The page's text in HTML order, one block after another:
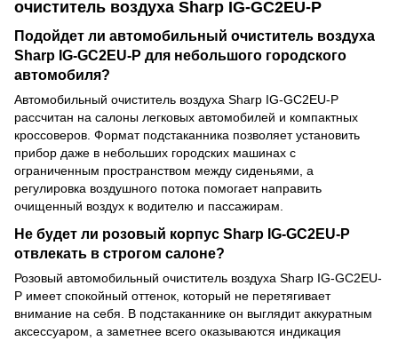
очиститель воздуха Sharp IG-GC2EU-P
Подойдет ли автомобильный очиститель воздуха
Sharp IG-GC2EU-P для небольшого городского
автомобиля?
Автомобильный очиститель воздуха Sharp IG-GC2EU-P
рассчитан на салоны легковых автомобилей и компактных
кроссоверов. Формат подстаканника позволяет установить
прибор даже в небольших городских машинах с
ограниченным пространством между сиденьями, а
регулировка воздушного потока помогает направить
очищенный воздух к водителю и пассажирам.
Не будет ли розовый корпус Sharp IG-GC2EU-P
отвлекать в строгом салоне?
Розовый автомобильный очиститель воздуха Sharp IG-GC2EU-
P имеет спокойный оттенок, который не перетягивает
внимание на себя. В подстаканнике он выглядит аккуратным
аксессуаром, а заметнее всего оказываются индикация